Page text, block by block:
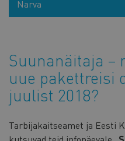
Narva
Suunanäitaja –
uue pakettreisi
juulist 2018?
Tarbijakaitseamet ja Eesti